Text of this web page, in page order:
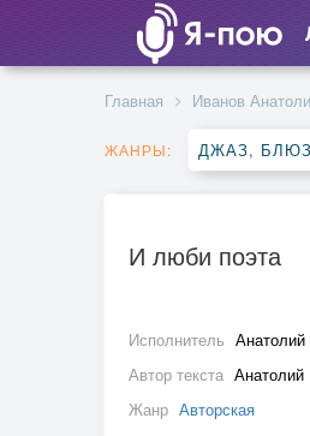
Главная Иванов
ЖАНРЫ: ДЖАЗ, БЛЮЗ
И люби поэта
Исполнитель
Автор текста Анатолий
Жанр Авторская